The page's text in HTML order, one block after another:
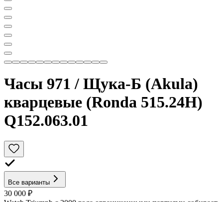
Часы 971 / Щука-Б (Akula)
кварцевые (Ronda 515.24H)
Q152.063.01
Все варианты
30 000 ₽